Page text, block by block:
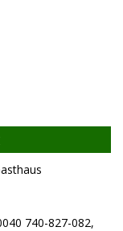
740-827-082,